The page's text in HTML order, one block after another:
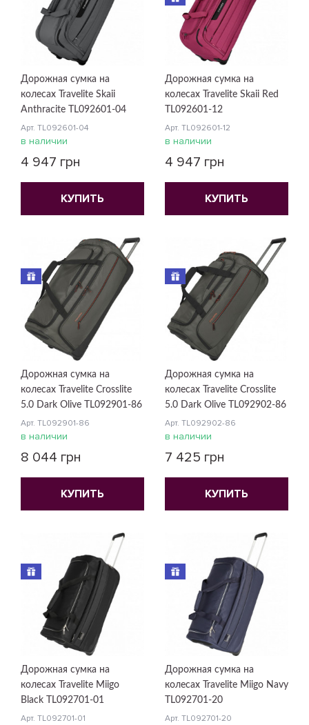
Дорожная сумка на
колесах Travelite Skaii
Anthracite TL092601-04
Арт. TL092601-04
в наличии
4 947 грн
КУПИТЬ
Дорожная сумка на
колесах Travelite Skaii Red
TL092601-12
Арт. TL092601-12
в наличии
4 947 грн
КУПИТЬ
Дорожная сумка на
колесах Travelite Crosslite
5.0 Dark Olive TL092901-86
Арт. TL092901-86
в наличии
8 044 грн
КУПИТЬ
Дорожная сумка на
колесах Travelite Crosslite
5.0 Dark Olive TL092902-86
Арт. TL092902-86
в наличии
7 425 грн
КУПИТЬ
Дорожная сумка на
колесах Travelite Miigo
Black TL092701-01
Арт. TL092701-01
Дорожная сумка на
колесах Travelite Miigo Navy
TL092701-20
Арт. TL092701-20